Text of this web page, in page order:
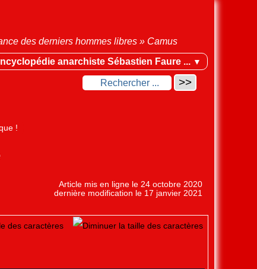
des derniers hommes libres » Camus
anarchiste Sébastien Faure ... ▼
!
Article mis en ligne le 24 octobre 2020
dernière modification le 17 janvier 2021